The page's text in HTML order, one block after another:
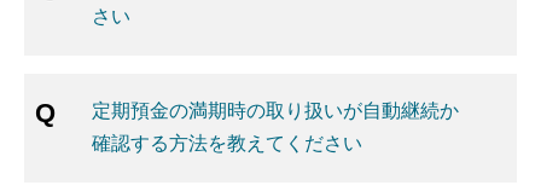
さい
定期預金の満期時の取り扱いが自動継続か
確認する方法を教えてください